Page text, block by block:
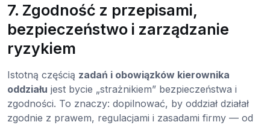
7. Zgodność z przepisami,
bezpieczeństwo i zarządzanie
ryzykiem
Istotną częścią zadań i obowiązków kierownika
oddziału jest bycie „strażnikiem” bezpieczeństwa i
zgodności. To znaczy: dopilnować, by oddział działał
zgodnie z prawem, regulacjami i zasadami firmy — od